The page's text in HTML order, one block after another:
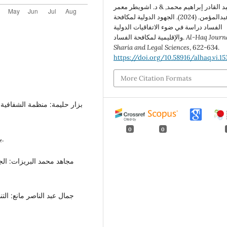
- بلال خلف السكارته: الفساد الإداري، وائل للنشر والتوزيع.
القادر إبراهيم محمد, & د. اشويطر معمر
عبدالمؤمن. (2024). الجهود الدولية لمكافحة
الفساد دراسة في ضوء الاتفاقيات الدولية
والإقليمية لمكافحة الفساد.Al-Haq
Sharia and Legal Sciences, 622-634.
https://doi.org/10.58916/
More Citation Formats
0 0